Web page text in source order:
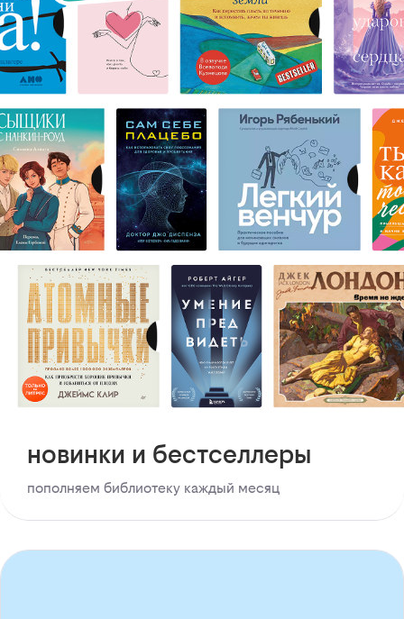
новинки и бестселлеры
пополняем библиотеку каждый месяц